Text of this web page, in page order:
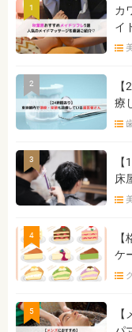
1
カ
イ
2
療
3
床
4
ケ
5